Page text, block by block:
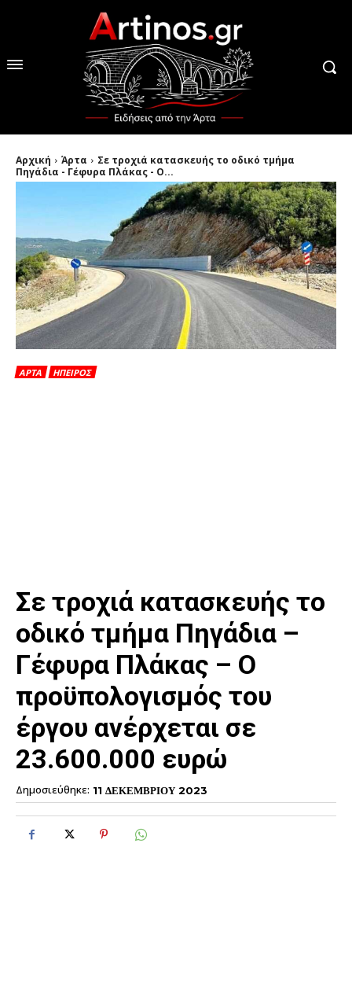
Αρχική Άρτα
Σε τροχιά κατασκευής το οδικό τμήμα
Πηγάδια - Γέφυρα Πλάκας - Ο...
ΑΡΤΑ ΗΠΕΙΡΟΣ
Σε τροχιά κατασκευής το
οδικό τμήμα Πηγάδια –
Γέφυρα Πλάκας – Ο
προϋπολογισμός του
έργου ανέρχεται σε
23.600.000 ευρώ
Δημοσιεύθηκε: 11 ΔΕΚΕΜΒΡΙΟΥ 2023